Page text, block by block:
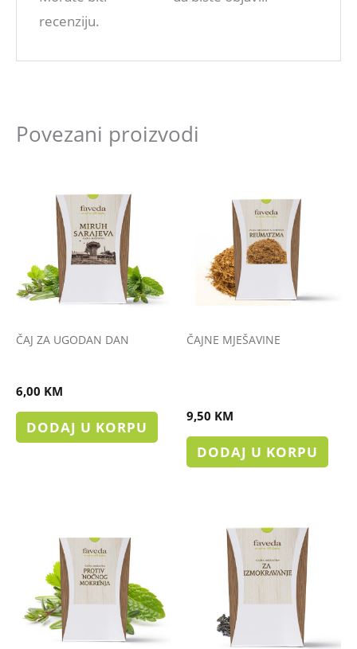
recenziju.
Povezani proizvodi
ČAJ ZA UGODAN DAN
6,00 KM
DODAJ U KORPU
ČAJNE MJEŠAVINE
9,50 KM
DODAJ U KORPU